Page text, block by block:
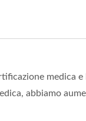
medica e
abbiamo